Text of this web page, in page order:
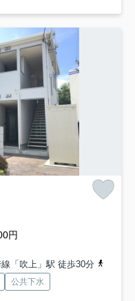
円
「吹上」駅 徒歩30分
公共下水